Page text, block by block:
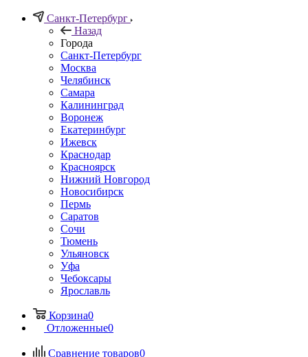
Санкт-Петербург
Назад
Города
Санкт-Петербург
Москва
Челябинск
Самара
Калининград
Воронеж
Екатеринбург
Ижевск
Краснодар
Красноярск
Нижний Новгород
Новосибирск
Пермь
Саратов
Сочи
Тюмень
Ульяновск
Уфа
Чебоксары
Ярославль
Корзина0
Отложенные0
Сравнение товаров0